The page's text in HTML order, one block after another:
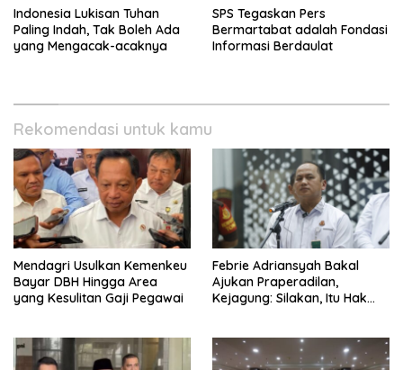
Indonesia Lukisan Tuhan
Paling Indah, Tak Boleh Ada
yang Mengacak-acaknya
SPS Tegaskan Pers
Bermartabat adalah Fondasi
Informasi Berdaulat
Rekomendasi untuk kamu
Mendagri Usulkan Kemenkeu
Bayar DBH Hingga Area
yang Kesulitan Gaji Pegawai
Febrie Adriansyah Bakal
Ajukan Praperadilan,
Kejagung: Silakan, Itu Hak